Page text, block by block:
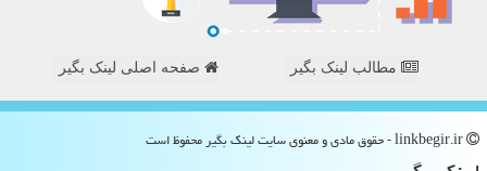
مطالب لینک بگیر صفحه اصلی لینک بگیر